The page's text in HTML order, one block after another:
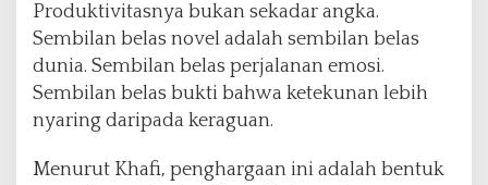
Produktivitasnya bukan sekadar angka.
Sembilan belas novel adalah sembilan belas
dunia. Sembilan belas perjalanan emosi.
Sembilan belas bukti bahwa ketekunan lebih
nyaring daripada keraguan.
Menurut Khafi, penghargaan ini adalah bentuk